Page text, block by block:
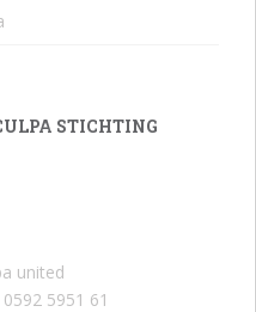
STICHTING
united
5951 61